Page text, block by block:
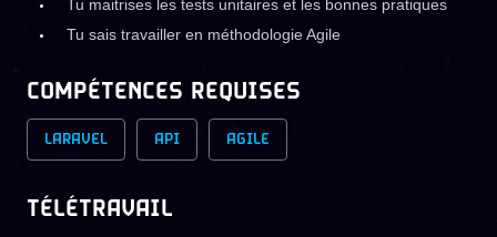
Tu maitrises les tests unitaires et les bonnes pratiques
Tu sais travailler en méthodologie Agile
COMPÉTENCES REQUISES
LARAVEL API AGILE
TÉLÉTRAVAIL